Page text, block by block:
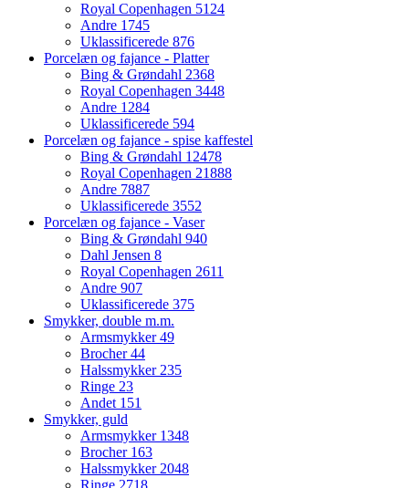
Royal Copenhagen 5124
Andre 1745
Uklassificerede 876
Porcelæn og fajance - Platter
Bing & Grøndahl 2368
Royal Copenhagen 3448
Andre 1284
Uklassificerede 594
Porcelæn og fajance - spise kaffestel
Bing & Grøndahl 12478
Royal Copenhagen 21888
Andre 7887
Uklassificerede 3552
Porcelæn og fajance - Vaser
Bing & Grøndahl 940
Dahl Jensen 8
Royal Copenhagen 2611
Andre 907
Uklassificerede 375
Smykker, double m.m.
Armsmykker49
Brocher44
Halssmykker235
Ringe 23
Andet 151
Smykker, guld
Armsmykker 1348
Brocher 163
Halssmykker2048